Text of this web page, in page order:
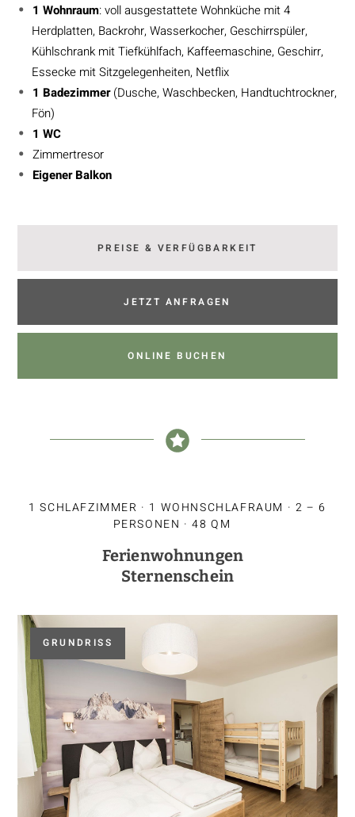
1 Wohnraum: voll ausgestattete Wohnküche mit 4
Herdplatten, Backrohr, Wasserkocher, Geschirrspüler,
Kühlschrank mit Tiefkühlfach, Kaffeemaschine, Geschirr,
Essecke mit Sitzgelegenheiten, Netflix
1 Badezimmer(Dusche, Waschbecken, Handtuchtrockner,
Fön)
1 WC
Zimmertresor
Eigener Balkon
PREISE & VERFÜGBARKEIT
JETZT ANFRAGEN
ONLINE BUCHEN
1 SCHLAFZIMMER · 1 WOHNSCHLAFRAUM · 2 – 6
PERSONEN · 48 QM
Ferienwohnungen
Sternenschein
GRUNDRISS